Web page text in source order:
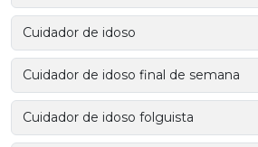
Cuidador de idoso
Cuidador de idoso final de semana
Cuidador de idoso folguista